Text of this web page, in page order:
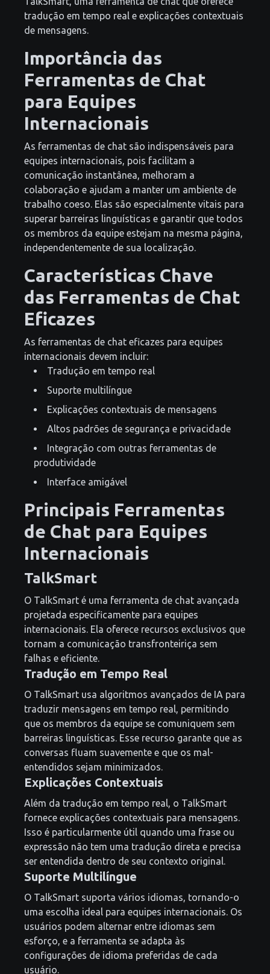
tradução em tempo real e explicações contextuais
de mensagens.
Importância das
Ferramentas de Chat
para Equipes
Internacionais
As ferramentas de chat são indispensáveis para
equipes internacionais, pois facilitam a
comunicação instantânea, melhoram a
colaboração e ajudam a manter um ambiente de
trabalho coeso. Elas são especialmente vitais para
superar barreiras linguísticas e garantir que todos
os membros da equipe estejam na mesma página,
independentemente de sua localização.
Características Chave
das Ferramentas de Chat
Eficazes
As ferramentas de chat eficazes para equipes
internacionais devem incluir:
Tradução em tempo real
Suporte multilíngue
Explicações contextuais de mensagens
Altos padrões de segurança e privacidade
Integração com outras ferramentas de
produtividade
Interface amigável
Principais Ferramentas
de Chat para Equipes
Internacionais
TalkSmart
O TalkSmart é uma ferramenta de chat avançada
projetada especificamente para equipes
internacionais. Ela oferece recursos exclusivos que
tornam a comunicação transfronteiriça sem
falhas e eficiente.
Tradução em Tempo Real
O TalkSmart usa algoritmos avançados de IA para
traduzir mensagens em tempo real, permitindo
que os membros da equipe se comuniquem sem
barreiras linguísticas. Esse recurso garante que as
conversas fluam suavemente e que os mal-
entendidos sejam minimizados.
Explicações Contextuais
Além da tradução em tempo real, o TalkSmart
fornece explicações contextuais para mensagens.
Isso é particularmente útil quando uma frase ou
expressão não tem uma tradução direta e precisa
ser entendida dentro de seu contexto original.
Suporte Multilíngue
O TalkSmart suporta vários idiomas, tornando-o
uma escolha ideal para equipes internacionais. Os
usuários podem alternar entre idiomas sem
esforço, e a ferramenta se adapta às
configurações de idioma preferidas de cada
usuário.